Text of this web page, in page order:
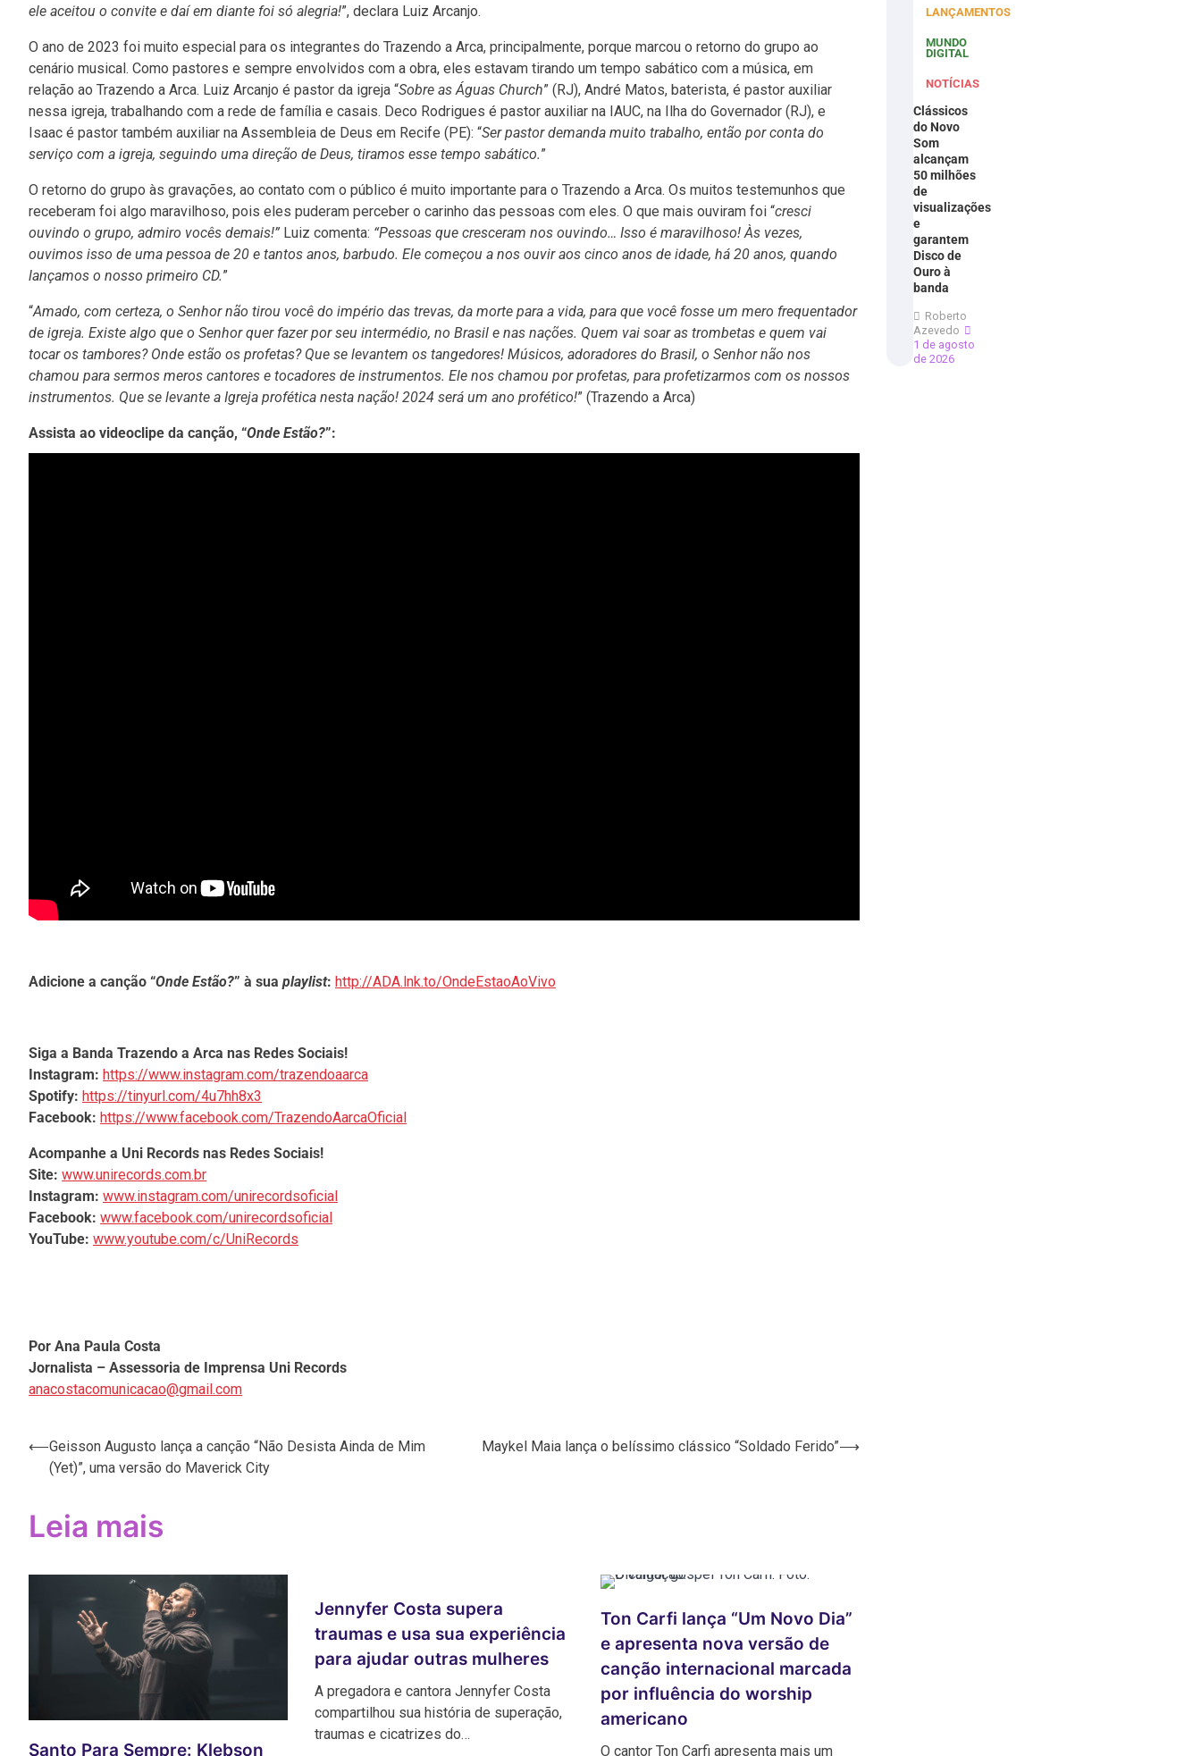
ele aceitou o convite e daí em diante foi só alegria!”, declara Luiz Arcanjo.
O ano de 2023 foi muito especial para os integrantes do Trazendo a Arca, principalmente, porque marcou o retorno do grupo ao
cenário musical. Como pastores e sempre envolvidos com a obra, eles estavam tirando um tempo sabático com a música, em
relação ao Trazendo a Arca. Luiz Arcanjo é pastor da igreja “Sobre as Águas Church” (RJ), André Matos, baterista, é pastor auxiliar
nessa igreja, trabalhando com a rede de família e casais. Deco Rodrigues é pastor auxiliar na IAUC, na Ilha do Governador (RJ), e
Isaac é pastor também auxiliar na Assembleia de Deus em Recife (PE): “Ser pastor demanda muito trabalho, então por conta do
serviço com a igreja, seguindo uma direção de Deus, tiramos esse tempo sabático.”
O retorno do grupo às gravações, ao contato com o público é muito importante para o Trazendo a Arca. Os muitos testemunhos que
receberam foi algo maravilhoso, pois eles puderam perceber o carinho das pessoas com eles. O que mais ouviram foi “cresci
ouvindo o grupo, admiro vocês demais!” Luiz comenta: “Pessoas que cresceram nos ouvindo… Isso é maravilhoso! Às vezes,
ouvimos isso de uma pessoa de 20 e tantos anos, barbudo. Ele começou a nos ouvir aos cinco anos de idade, há 20 anos, quando
lançamos o nosso primeiro CD.”
“Amado, com certeza, o Senhor não tirou você do império das trevas, da morte para a vida, para que você fosse um mero frequentador
de igreja. Existe algo que o Senhor quer fazer por seu intermédio, no Brasil e nas nações. Quem vai soar as trombetas e quem vai
tocar os tambores? Onde estão os profetas? Que se levantem os tangedores! Músicos, adoradores do Brasil, o Senhor não nos
chamou para sermos meros cantores e tocadores de instrumentos. Ele nos chamou por profetas, para profetizarmos com os nossos
instrumentos. Que se levante a Igreja profética nesta nação! 2024 será um ano profético!” (Trazendo a Arca)
Assista ao videoclipe da canção, “Onde Estão?”:
Adicione a canção “Onde Estão?” à sua playlist: http://ADA.lnk.to/OndeEstaoAoVivo
Siga a Banda Trazendo a Arca nas Redes Sociais!
Instagram: https://www.instagram.com/trazendoaarca
Spotify: https://tinyurl.com/4u7hh8x3
Facebook: https://www.facebook.com/TrazendoAarcaOficial
Acompanhe a Uni Records nas Redes Sociais!
Site: www.unirecords.com.br
Instagram: www.instagram.com/unirecordsoficial
Facebook: www.facebook.com/unirecordsoficial
YouTube: www.youtube.com/c/UniRecords
Por Ana Paula Costa
Jornalista – Assessoria de Imprensa Uni Records
anacostacomunicacao@gmail.com
Navegação
⟵Geisson Augusto lança a canção “Não Desista Ainda de Mim
(Yet)”, uma versão do Maverick City
Maykel Maia lança o belíssimo clássico “Soldado Ferido”⟶
Leia mais
Santo Para Sempre: Klebson
Jennyfer Costa supera
traumas e usa sua experiência
para ajudar outras mulheres
A pregadora e cantora Jennyfer Costa
compartilhou sua história de superação,
traumas e cicatrizes do…
Ton Carfi lança “Um Novo Dia”
e apresenta nova versão de
canção internacional marcada
por influência do worship
americano
O cantor Ton Carfi apresenta mais um
LANÇAMENTOS
MUNDO
DIGITAL
NOTÍCIAS
Clássicos
do Novo
Som
alcançam
50 milhões
de
visualizações
e
garantem
Disco de
Ouro à
banda
Roberto
Azevedo
1 de agosto
de 2026